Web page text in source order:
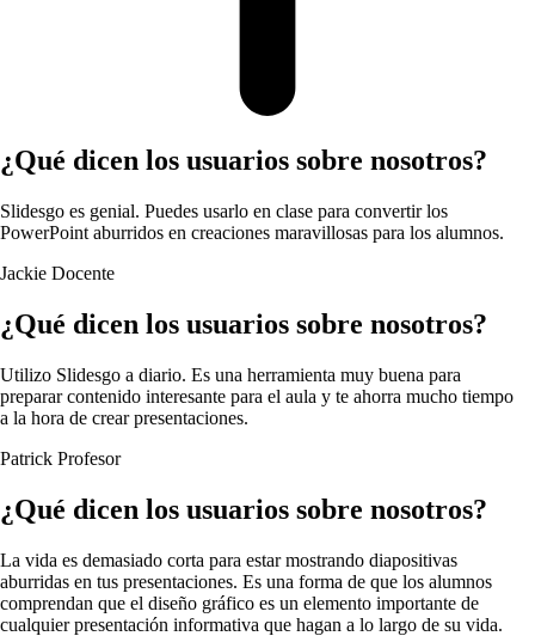
¿Qué dicen los usuarios sobre nosotros?
Slidesgo es genial. Puedes usarlo en clase para convertir los
PowerPoint aburridos en creaciones maravillosas para los alumnos.
Jackie Docente
¿Qué dicen los usuarios sobre nosotros?
Utilizo Slidesgo a diario. Es una herramienta muy buena para
preparar contenido interesante para el aula y te ahorra mucho tiempo
a la hora de crear presentaciones.
Patrick Profesor
¿Qué dicen los usuarios sobre nosotros?
La vida es demasiado corta para estar mostrando diapositivas
aburridas en tus presentaciones. Es una forma de que los alumnos
comprendan que el diseño gráfico es un elemento importante de
cualquier presentación informativa que hagan a lo largo de su vida.